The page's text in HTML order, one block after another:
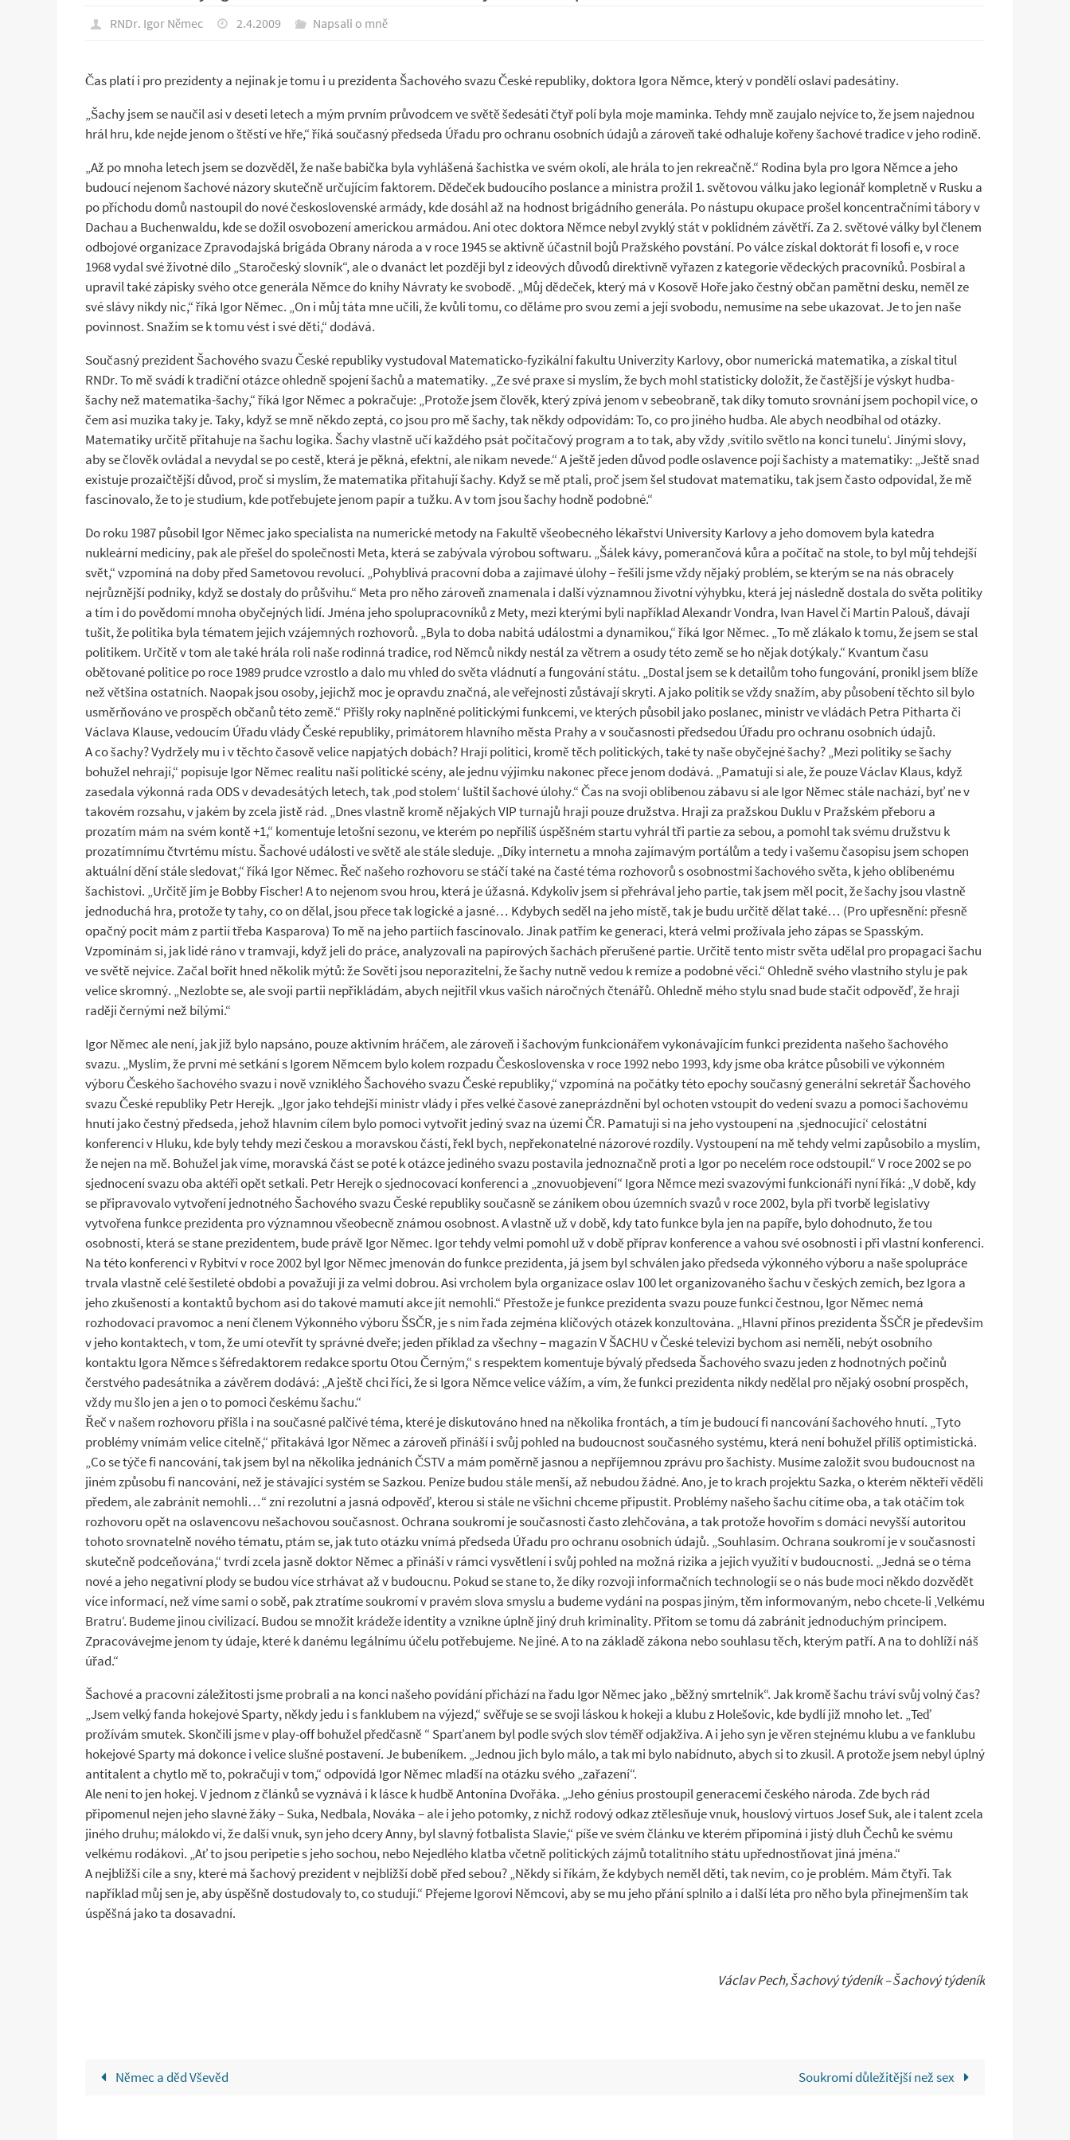
RNDr. Igor Němec 2.4.2009 Napsali o mně
Čas platí i pro prezidenty a nejinak je tomu i u prezidenta Šachového svazu České republiky, doktora Igora Němce, který v pondělí oslaví padesátiny.
„Šachy jsem se naučil asi v deseti letech a mým prvním průvodcem ve světě šedesáti čtyř polí byla moje maminka. Tehdy mně zaujalo nejvíce to, že jsem najednou
hrál hru, kde nejde jenom o štěstí ve hře,“ říká současný předseda Úřadu pro ochranu osobních údajů a zároveň také odhaluje kořeny šachové tradice v jeho rodině.
„Až po mnoha letech jsem se dozvěděl, že naše babička byla vyhlášená šachistka ve svém okolí, ale hrála to jen rekreačně.“ Rodina byla pro Igora Němce a jeho
budoucí nejenom šachové názory skutečně určujícím faktorem. Dědeček budoucího poslance a ministra prožil 1. světovou válku jako legionář kompletně v Rusku a
po příchodu domů nastoupil do nové československé armády, kde dosáhl až na hodnost brigádního generála. Po nástupu okupace prošel koncentračními tábory v
Dachau a Buchenwaldu, kde se dožil osvobození americkou armádou. Ani otec doktora Němce nebyl zvyklý stát v poklidném závětří. Za 2. světové války byl členem
odbojové organizace Zpravodajská brigáda Obrany národa a v roce 1945 se aktivně účastnil bojů Pražského povstání. Po válce získal doktorát fi losofi e, v roce
1968 vydal své životné dílo „Staročeský slovník“, ale o dvanáct let později byl z ideových důvodů direktivně vyřazen z kategorie vědeckých pracovníků. Posbíral a
upravil také zápisky svého otce generála Němce do knihy Návraty ke svobodě. „Můj dědeček, který má v Kosově Hoře jako čestný občan pamětní desku, neměl ze
své slávy nikdy nic,“ říká Igor Němec. „On i můj táta mne učili, že kvůli tomu, co děláme pro svou zemi a její svobodu, nemusíme na sebe ukazovat. Je to jen naše
povinnost. Snažím se k tomu vést i své děti,“ dodává.
Současný prezident Šachového svazu České republiky vystudoval Matematicko-fyzikální fakultu Univerzity Karlovy, obor numerická matematika, a získal titul
RNDr. To mě svádí k tradiční otázce ohledně spojení šachů a matematiky. „Ze své praxe si myslím, že bych mohl statisticky doložit, že častější je výskyt hudba-
šachy než matematika-šachy,“ říká Igor Němec a pokračuje: „Protože jsem člověk, který zpívá jenom v sebeobraně, tak díky tomuto srovnání jsem pochopil více, o
čem asi muzika taky je. Taky, když se mně někdo zeptá, co jsou pro mě šachy, tak někdy odpovídám: To, co pro jiného hudba. Ale abych neodbíhal od otázky.
Matematiky určitě přitahuje na šachu logika. Šachy vlastně učí každého psát počítačový program a to tak, aby vždy ‚svítilo světlo na konci tunelu‘. Jinými slovy,
aby se člověk ovládal a nevydal se po cestě, která je pěkná, efektní, ale nikam nevede.“ A ještě jeden důvod podle oslavence pojí šachisty a matematiky: „Ještě snad
existuje prozaičtější důvod, proč si myslím, že matematika přitahují šachy. Když se mě ptali, proč jsem šel studovat matematiku, tak jsem často odpovídal, že mě
fascinovalo, že to je studium, kde potřebujete jenom papír a tužku. A v tom jsou šachy hodně podobné.“
Do roku 1987 působil Igor Němec jako specialista na numerické metody na Fakultě všeobecného lékařství University Karlovy a jeho domovem byla katedra
nukleární medicíny, pak ale přešel do společnosti Meta, která se zabývala výrobou softwaru. „Šálek kávy, pomerančová kůra a počítač na stole, to byl můj tehdejší
svět,“ vzpomíná na doby před Sametovou revolucí. „Pohyblivá pracovní doba a zajímavé úlohy – řešili jsme vždy nějaký problém, se kterým se na nás obracely
nejrůznější podniky, když se dostaly do průšvihu.“ Meta pro něho zároveň znamenala i další významnou životní výhybku, která jej následně dostala do světa politiky
a tím i do povědomí mnoha obyčejných lidí. Jména jeho spolupracovníků z Mety, mezi kterými byli například Alexandr Vondra, Ivan Havel či Martin Palouš, dávají
tušit, že politika byla tématem jejich vzájemných rozhovorů. „Byla to doba nabitá událostmi a dynamikou,“ říká Igor Němec. „To mě zlákalo k tomu, že jsem se stal
politikem. Určitě v tom ale také hrála roli naše rodinná tradice, rod Němců nikdy nestál za větrem a osudy této země se ho nějak dotýkaly.“ Kvantum času
obětované politice po roce 1989 prudce vzrostlo a dalo mu vhled do světa vládnutí a fungování státu. „Dostal jsem se k detailům toho fungování, pronikl jsem blíže
než většina ostatních. Naopak jsou osoby, jejichž moc je opravdu značná, ale veřejnosti zůstávají skryti. A jako politik se vždy snažím, aby působení těchto sil bylo
usměrňováno ve prospěch občanů této země.“ Přišly roky naplněné politickými funkcemi, ve kterých působil jako poslanec, ministr ve vládách Petra Pitharta či
Václava Klause, vedoucím Úřadu vlády České republiky, primátorem hlavního města Prahy a v současnosti předsedou Úřadu pro ochranu osobních údajů.
A co šachy? Vydržely mu i v těchto časově velice napjatých dobách? Hrají politici, kromě těch politických, také ty naše obyčejné šachy? „Mezi politiky se šachy
bohužel nehrají,“ popisuje Igor Němec realitu naší politické scény, ale jednu výjimku nakonec přece jenom dodává. „Pamatuji si ale, že pouze Václav Klaus, když
zasedala výkonná rada ODS v devadesátých letech, tak ‚pod stolem‘ luštil šachové úlohy.“ Čas na svoji oblíbenou zábavu si ale Igor Němec stále nachází, byť ne v
takovém rozsahu, v jakém by zcela jistě rád. „Dnes vlastně kromě nějakých VIP turnajů hraji pouze družstva. Hraji za pražskou Duklu v Pražském přeboru a
prozatím mám na svém kontě +1,“ komentuje letošní sezonu, ve kterém po nepříliš úspěšném startu vyhrál tři partie za sebou, a pomohl tak svému družstvu k
prozatímnímu čtvrtému místu. Šachové události ve světě ale stále sleduje. „Díky internetu a mnoha zajímavým portálům a tedy i vašemu časopisu jsem schopen
aktuální dění stále sledovat,“ říká Igor Němec. Řeč našeho rozhovoru se stáčí také na časté téma rozhovorů s osobnostmi šachového světa, k jeho oblíbenému
šachistovi. „Určitě jím je Bobby Fischer! A to nejenom svou hrou, která je úžasná. Kdykoliv jsem si přehrával jeho partie, tak jsem měl pocit, že šachy jsou vlastně
jednoduchá hra, protože ty tahy, co on dělal, jsou přece tak logické a jasné… Kdybych seděl na jeho místě, tak je budu určitě dělat také… (Pro upřesnění: přesně
opačný pocit mám z partií třeba Kasparova) To mě na jeho partiích fascinovalo. Jinak patřím ke generaci, která velmi prožívala jeho zápas se Spasským.
Vzpomínám si, jak lidé ráno v tramvaji, když jeli do práce, analyzovali na papírových šachách přerušené partie. Určitě tento mistr světa udělal pro propagaci šachu
ve světě nejvíce. Začal bořit hned několik mýtů: že Sověti jsou neporazitelní, že šachy nutně vedou k remíze a podobné věci.“ Ohledně svého vlastního stylu je pak
velice skromný. „Nezlobte se, ale svoji partii nepřikládám, abych nejitřil vkus vašich náročných čtenářů. Ohledně mého stylu snad bude stačit odpověď, že hraji
raději černými než bílými.“
Igor Němec ale není, jak již bylo napsáno, pouze aktivním hráčem, ale zároveň i šachovým funkcionářem vykonávajícím funkci prezidenta našeho šachového
svazu. „Myslím, že první mé setkání s Igorem Němcem bylo kolem rozpadu Československa v roce 1992 nebo 1993, kdy jsme oba krátce působili ve výkonném
výboru Českého šachového svazu i nově vzniklého Šachového svazu České republiky,“ vzpomíná na počátky této epochy současný generální sekretář Šachového
svazu České republiky Petr Herejk. „Igor jako tehdejší ministr vlády i přes velké časové zaneprázdnění byl ochoten vstoupit do vedení svazu a pomoci šachovému
hnutí jako čestný předseda, jehož hlavním cílem bylo pomoci vytvořit jediný svaz na území ČR. Pamatuji si na jeho vystoupení na ‚sjednocující‘ celostátní
konferenci v Hluku, kde byly tehdy mezi českou a moravskou částí, řekl bych, nepřekonatelné názorové rozdíly. Vystoupení na mě tehdy velmi zapůsobilo a myslím,
že nejen na mě. Bohužel jak víme, moravská část se poté k otázce jediného svazu postavila jednoznačně proti a Igor po necelém roce odstoupil.“ V roce 2002 se po
sjednocení svazu oba aktéři opět setkali. Petr Herejk o sjednocovací konferenci a „znovuobjevení“ Igora Němce mezi svazovými funkcionáři nyní říká: „V době, kdy
se připravovalo vytvoření jednotného Šachového svazu České republiky současně se zánikem obou územních svazů v roce 2002, byla při tvorbě legislativy
vytvořena funkce prezidenta pro významnou všeobecně známou osobnost. A vlastně už v době, kdy tato funkce byla jen na papíře, bylo dohodnuto, že tou
osobností, která se stane prezidentem, bude právě Igor Němec. Igor tehdy velmi pomohl už v době příprav konference a vahou své osobnosti i při vlastní konferenci.
Na této konferenci v Rybitví v roce 2002 byl Igor Němec jmenován do funkce prezidenta, já jsem byl schválen jako předseda výkonného výboru a naše spolupráce
trvala vlastně celé šestileté období a považuji ji za velmi dobrou. Asi vrcholem byla organizace oslav 100 let organizovaného šachu v českých zemích, bez Igora a
jeho zkušeností a kontaktů bychom asi do takové mamutí akce jít nemohli.“ Přestože je funkce prezidenta svazu pouze funkcí čestnou, Igor Němec nemá
rozhodovací pravomoc a není členem Výkonného výboru ŠSČR, je s ním řada zejména klíčových otázek konzultována. „Hlavní přínos prezidenta ŠSČR je především
v jeho kontaktech, v tom, že umí otevřít ty správné dveře; jeden příklad za všechny – magazín V ŠACHU v České televizi bychom asi neměli, nebýt osobního
kontaktu Igora Němce s šéfredaktorem redakce sportu Otou Černým,“ s respektem komentuje bývalý předseda Šachového svazu jeden z hodnotných počinů
čerstvého padesátníka a závěrem dodává: „A ještě chci říci, že si Igora Němce velice vážím, a vím, že funkci prezidenta nikdy nedělal pro nějaký osobní prospěch,
vždy mu šlo jen a jen o to pomoci českému šachu.“
Řeč v našem rozhovoru přišla i na současné palčivé téma, které je diskutováno hned na několika frontách, a tím je budoucí fi nancování šachového hnutí. „Tyto
problémy vnímám velice citelně,“ přitakává Igor Němec a zároveň přináší i svůj pohled na budoucnost současného systému, která není bohužel příliš optimistická.
„Co se týče fi nancování, tak jsem byl na několika jednáních ČSTV a mám poměrně jasnou a nepříjemnou zprávu pro šachisty. Musíme založit svou budoucnost na
jiném způsobu fi nancování, než je stávající systém se Sazkou. Peníze budou stále menší, až nebudou žádné. Ano, je to krach projektu Sazka, o kterém někteří věděli
předem, ale zabránit nemohli…“ zní rezolutní a jasná odpověď, kterou si stále ne všichni chceme připustit. Problémy našeho šachu cítíme oba, a tak otáčím tok
rozhovoru opět na oslavencovu nešachovou současnost. Ochrana soukromí je současnosti často zlehčována, a tak protože hovořím s domácí nevyšší autoritou
tohoto srovnatelně nového tématu, ptám se, jak tuto otázku vnímá předseda Úřadu pro ochranu osobních údajů. „Souhlasím. Ochrana soukromí je v současnosti
skutečně podceňována,“ tvrdí zcela jasně doktor Němec a přináší v rámci vysvětlení i svůj pohled na možná rizika a jejich využití v budoucnosti. „Jedná se o téma
nové a jeho negativní plody se budou více strhávat až v budoucnu. Pokud se stane to, že díky rozvoji informačních technologií se o nás bude moci někdo dozvědět
více informací, než víme sami o sobě, pak ztratíme soukromí v pravém slova smyslu a budeme vydáni na pospas jiným, těm informovaným, nebo chcete-li ‚Velkému
Bratru‘. Budeme jinou civilizací. Budou se množit krádeže identity a vznikne úplně jiný druh kriminality. Přitom se tomu dá zabránit jednoduchým principem.
Zpracovávejme jenom ty údaje, které k danému legálnímu účelu potřebujeme. Ne jiné. A to na základě zákona nebo souhlasu těch, kterým patří. A na to dohlíží náš
úřad.“
Šachové a pracovní záležitosti jsme probrali a na konci našeho povídání přichází na řadu Igor Němec jako „běžný smrtelník“. Jak kromě šachu tráví svůj volný čas?
„Jsem velký fanda hokejové Sparty, někdy jedu i s fanklubem na výjezd,“ svěřuje se se svoji láskou k hokeji a klubu z Holešovic, kde bydlí již mnoho let. „Teď
prožívám smutek. Skončili jsme v play-off bohužel předčasně “ Sparťanem byl podle svých slov téměř odjakživa. A i jeho syn je věren stejnému klubu a ve fanklubu
hokejové Sparty má dokonce i velice slušné postavení. Je bubeníkem. „Jednou jich bylo málo, a tak mi bylo nabídnuto, abych si to zkusil. A protože jsem nebyl úplný
antitalent a chytlo mě to, pokračuji v tom,“ odpovídá Igor Němec mladší na otázku svého „zařazení“.
Ale není to jen hokej. V jednom z článků se vyznává i k lásce k hudbě Antonína Dvořáka. „Jeho génius prostoupil generacemi českého národa. Zde bych rád
připomenul nejen jeho slavné žáky – Suka, Nedbala, Nováka – ale i jeho potomky, z nichž rodový odkaz ztělesňuje vnuk, houslový virtuos Josef Suk, ale i talent zcela
jiného druhu; málokdo ví, že další vnuk, syn jeho dcery Anny, byl slavný fotbalista Slavie,“ píše ve svém článku ve kterém připomíná i jistý dluh Čechů ke svému
velkému rodákovi. „Ať to jsou peripetie s jeho sochou, nebo Nejedlého klatba včetně politických zájmů totalitního státu upřednostňovat jiná jména.“
A nejbližší cíle a sny, které má šachový prezident v nejbližší době před sebou? „Někdy si říkám, že kdybych neměl děti, tak nevím, co je problém. Mám čtyři. Tak
například můj sen je, aby úspěšně dostudovaly to, co studují.“ Přejeme Igorovi Němcovi, aby se mu jeho přání splnilo a i další léta pro něho byla přinejmenším tak
úspěšná jako ta dosavadní.
Václav Pech, Šachový týdeník – Šachový týdeník
Němec a děd Vševěd Soukromí důležitější než sex